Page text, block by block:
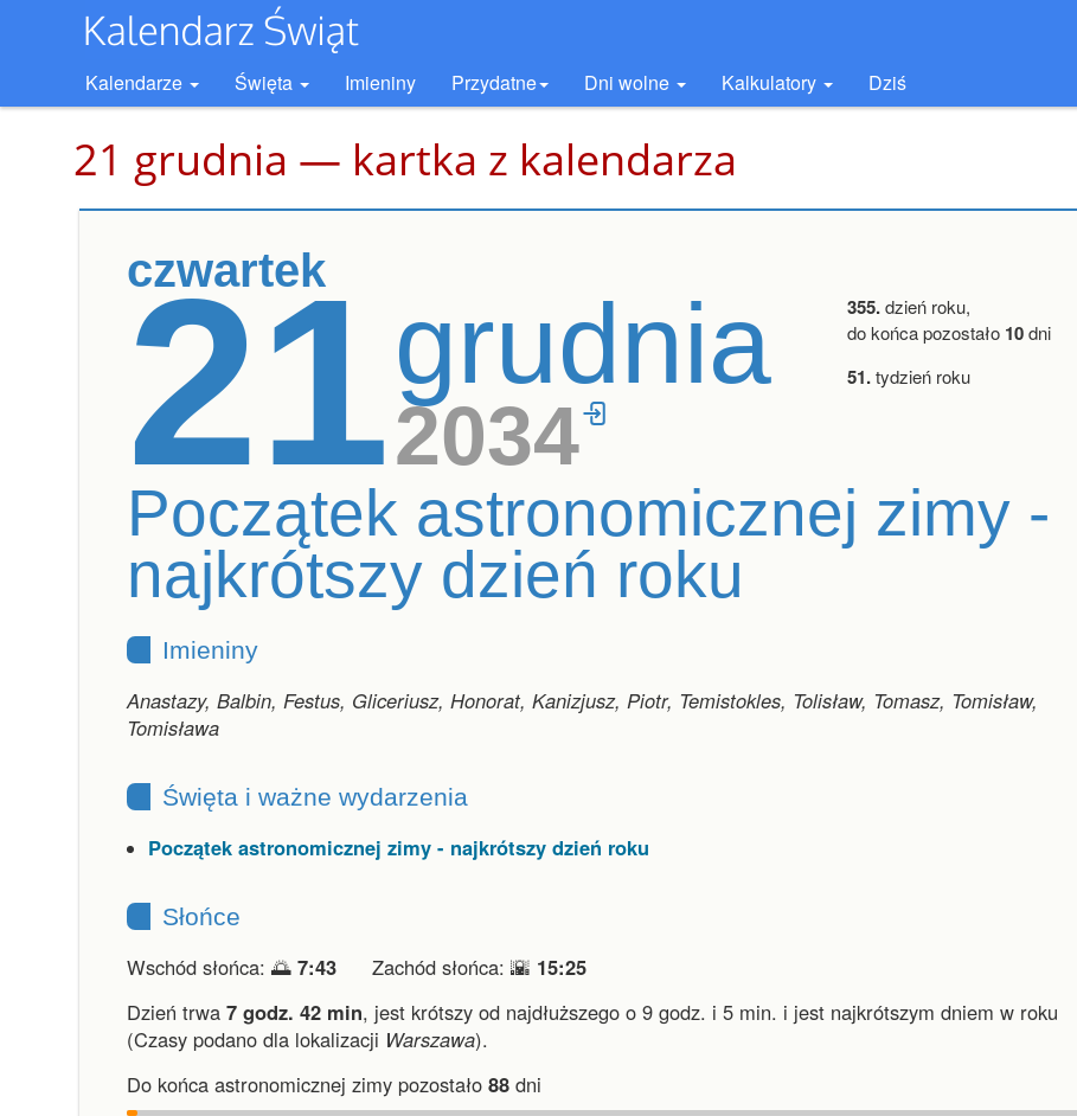
Kalendarze Święta Imieniny Przydatne Dni wolne Kalkulatory Dziś
21 grudnia — kartka z kalendarza
czwartek
21grudnia
2034
355.dzień roku,
do końca pozostało 10dni
51.tydzień roku
Początek astronomicznej zimy -
najkrótszy dzień roku
Imieniny
Anastazy, Balbin, Festus, Gliceriusz, Honorat, Kanizjusz, Piotr, Temistokles, Tolisław, Tomasz, Tomisław,
Tomisława
Święta i ważne wydarzenia
Początek astronomicznej zimy - najkrótszy dzień roku
Słońce
Wschód słońca: 🌅 7:43 Zachód słońca: 🌇 15:25
Dzień trwa 7 godz. 42 min, jest krótszy od najdłuższego o 9 godz. i 5 min. i jest najkrótszym dniem w roku
(Czasy podano dla lokalizacji Warszawa).
Do końca astronomicznej zimy pozostało 88 dni